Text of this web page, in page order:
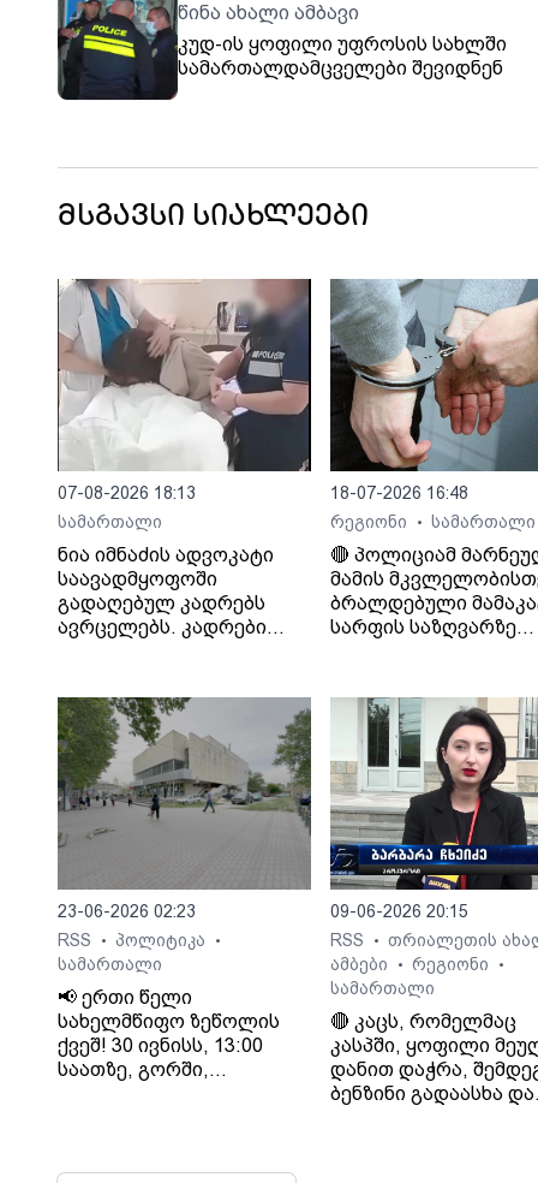
წინა ახალი ამბავი
კუდ-ის ყოფილი უფროსის სახლში
სამართალდამცველები შევიდნენ
მსგავსი სიახლეები
07-08-2026 18:13
სამართალი
ნია იმნაძის ადვოკატი
საავადმყოფოში
გადაღებულ კადრებს
ავრცელებს. კადრები
არასრულწლოვანი
გოგონა შეუძლოდ გახდა
და კლინიკაში
გადაიყვანეს.
18-07-2026 16:48
რეგიონი
• სამართალი
🔴 პოლიციამ
მამის
ბრალდებული
სარფის საზღვარზე
23-06-2026 02:23
RSS
• პოლიტიკა •
სამართალი
📢 ერთი წელი
სახელმწიფო ზეწოლის
ქვეშ! 30 ივნისს, 13:00
საათზე, გორში,
09-06-2026 20:15
RSS
• თრიალეთის
ამბები
• რეგიონი •
სამართალი
🔴 კაცს, რომელმაც
კასპში, ყოფილი
დანით დაჭრა,
ბენზინი გადაასხა და